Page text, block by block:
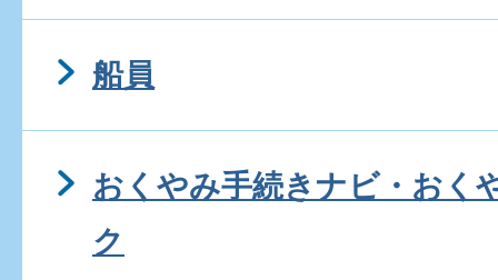
船員
おくやみ手続きナビ・おく
ク